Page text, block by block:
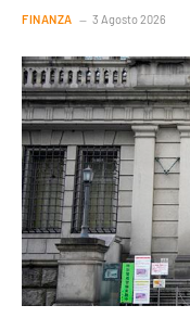
FINANZA 3 Agosto 2026